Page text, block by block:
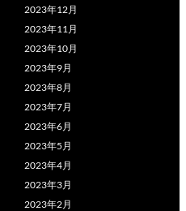
2023年12月
2023年11月
2023年10月
2023年9月
2023年8月
2023年7月
2023年6月
2023年5月
2023年4月
2023年3月
2023年2月